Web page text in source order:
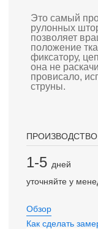
Это самый
рулонных
позволяет
положение
фиксатору,
она не
провисало,
струны.
ПРОИЗВОДСТВО
1-5 дней
уточняйте у
Обзор
Как сделать